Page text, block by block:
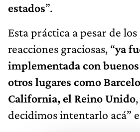
estados”.
Esta práctica a pesar de
reacciones graciosas, “ya
implementada con
otros lugares como
California, el Reino Unido
decidimos intentarlo acá”